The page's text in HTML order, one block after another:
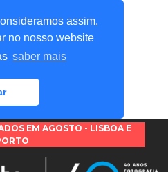
assim,
no nosso website
saber mais
EM AGOSTO - LISBOA E